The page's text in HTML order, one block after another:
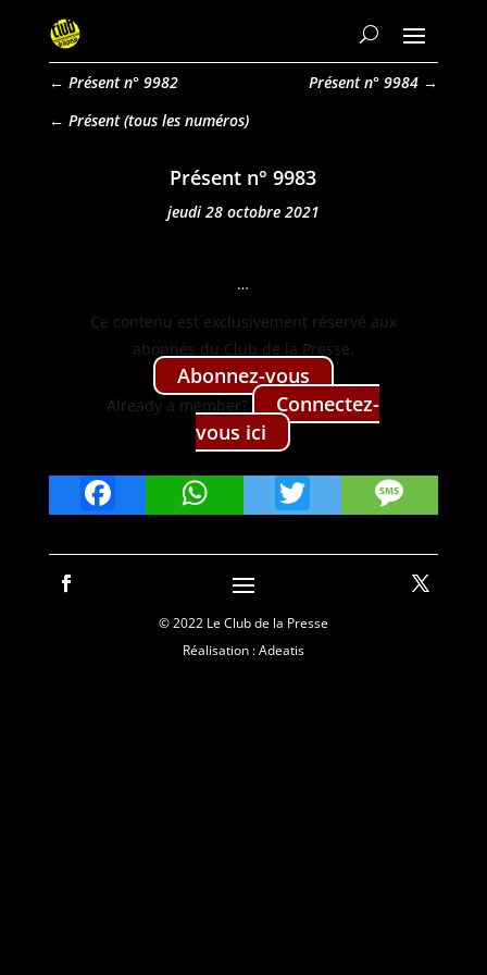
← Présent n° 9982 Présent n° 9984 →
Présent
Présent n° 9983
jeudi 28 octobre 2021
…
Ce con­tenu est exclu­sive­ment réservé aux
abon­nés du Club de la Presse.
Abon­nez-vous
Already a mem­ber?
Con­nectez-
vous ici
FacebookWhatsApp
Twitter
© 2022 Le Club de la Presse
Réalisation : Adeatis